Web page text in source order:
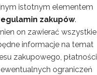
istotnym elementem
zakupów.
on zawierać wszystkie
informacje na temat
zakupowego, płatności
ograniczeń